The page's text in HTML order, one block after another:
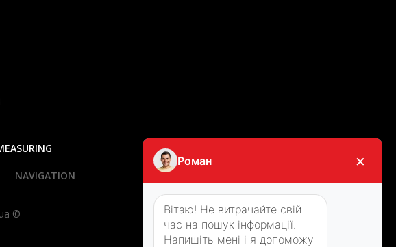
NAVIGATION
©
Роман ×
Вітаю! Не витрачайте свій
час на пошук інформації.
Напишіть мені і я допоможу